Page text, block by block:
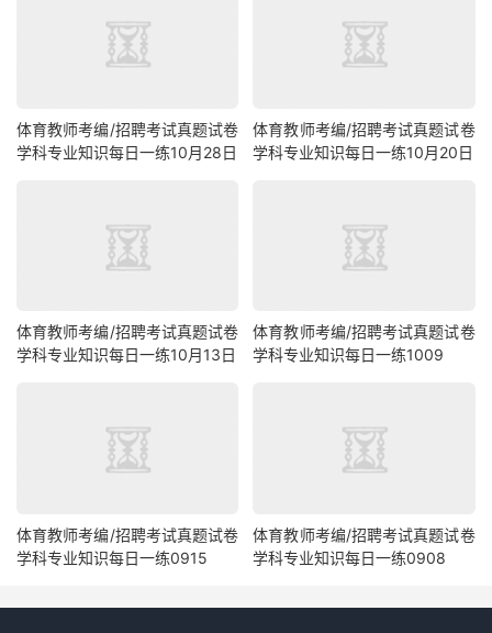
体育教师考编/招聘考试真题试卷
学科专业知识每日一练10月28日
体育教师考编/招聘考试真题试卷
学科专业知识每日一练10月20日
体育教师考编/招聘考试真题试卷
学科专业知识每日一练10月13日
体育教师考编/招聘考试真题试卷
学科专业知识每日一练1009
体育教师考编/招聘考试真题试卷
学科专业知识每日一练0915
体育教师考编/招聘考试真题试卷
学科专业知识每日一练0908